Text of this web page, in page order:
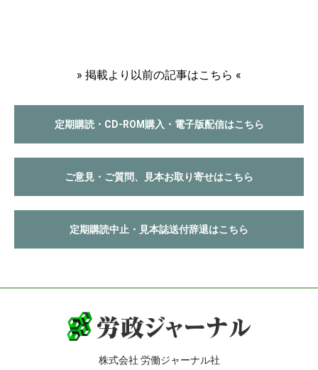
» 掲載より以前の記事はこちら «
定期購読・CD-ROM購入・電子版配信はこちら
ご意見・ご質問、見本お取り寄せはこちら
定期購読中止・見本誌送付辞退はこちら
株式会社 労働ジャーナル社